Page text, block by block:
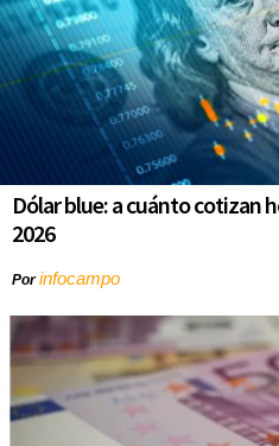
Dólar blue: a cuánto cotizan
2026
Porinfocampo